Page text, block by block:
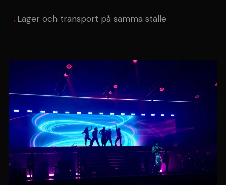
Lager och transport på samma ställe